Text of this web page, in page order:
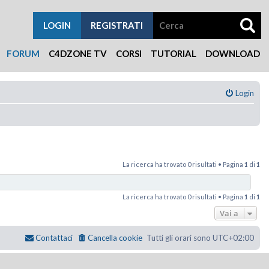
FORUM C4DZONE TV CORSI TUTORIAL DOWNLOAD
REGISTRATI
LOGIN
Login
La ricerca ha trovato 0 risultati • Pagina 1 di 1
La ricerca ha trovato 0 risultati • Pagina 1 di 1
Vai a
Tutti gli orari sono UTC+02:00
Cancella cookie
Contattaci